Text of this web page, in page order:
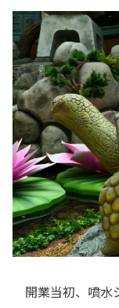
開業当初、噴水